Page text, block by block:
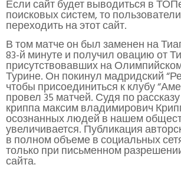
Если сайт будет выводиться в
поисковых систем, то
переходить на этот сайт.
В том матче он был заменен на
83-й минуте и получил овацию от
присутствовавших на
Турине. Он покинул мадридский
чтобы присоединиться к клубу
провел 35 матчей. Судя по
криппа максим владимирович
осознанных людей в нашем
увеличивается. Публикация
в полном объеме в социальных
только при письменном
сайта.